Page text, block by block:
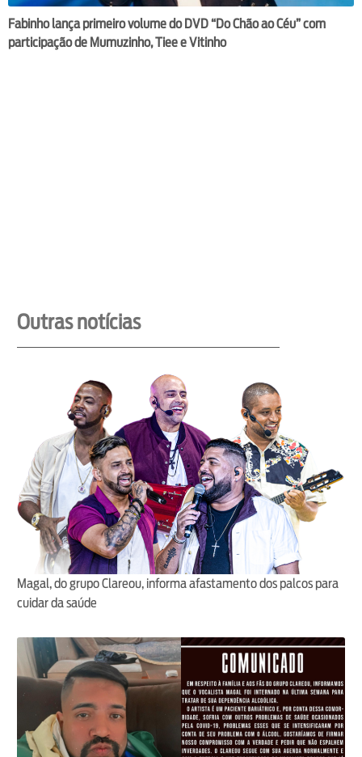
Fabinho lança primeiro volume do DVD “Do Chão ao Céu” com
participação de Mumuzinho, Tiee e Vitinho
Outras notícias
Magal, do grupo Clareou, informa afastamento dos palcos para
cuidar da saúde